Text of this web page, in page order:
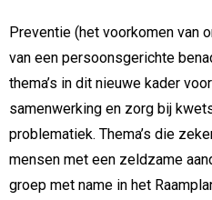
Preventie (het voorkomen van
van een persoonsgerichte
thema’s in dit nieuwe kader
samenwerking en zorg bij
problematiek. Thema’s die
mensen met een zeldzame
groep met name in het